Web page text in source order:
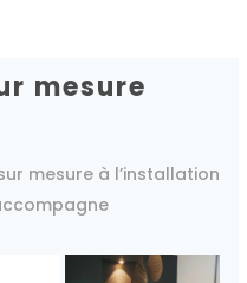
mesure
mesure à l’installation